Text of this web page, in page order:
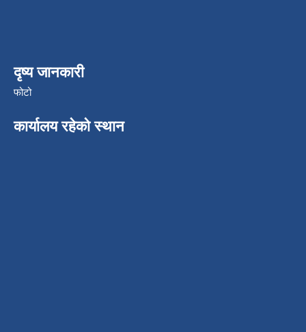
दृष्य जानकारी
फोटो
कार्यालय रहेको स्थान